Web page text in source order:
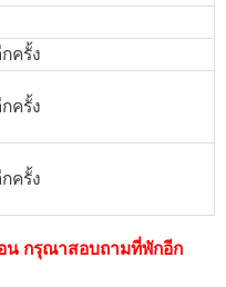
ครั้ง
ครั้ง
ครั้ง
น กรุณาสอบถามที่พักอีก